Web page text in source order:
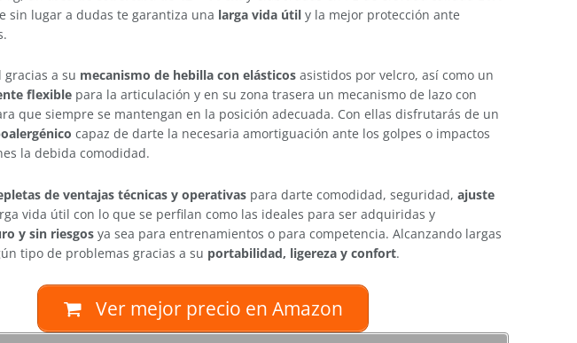
sin lugar a dudas te garantiza una larga vida útil y la mejor protección ante
gracias a su mecanismo de hebilla con elásticos asistidos por velcro, así como un
flexible para la articulación y en su zona trasera un mecanismo de lazo con
que siempre se mantengan en la posición adecuada. Con ellas disfrutarás de un
capaz de darte la necesaria amortiguación ante los golpes o impactos
la debida comodidad.
de ventajas técnicas y operativas para darte comodidad, seguridad, ajuste
vida útil con lo que se perfilan como las ideales para ser adquiridas y
y sin riesgos ya sea para entrenamientos o para competencia. Alcanzando largas
tipo de problemas gracias a su portabilidad, ligereza y confort.
Ver mejor precio en Amazon